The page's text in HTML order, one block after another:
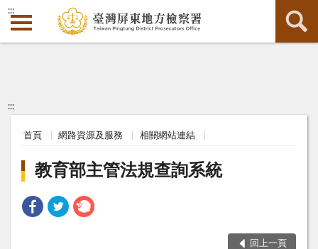
:::
:::
首頁 網路資源及服務 相關網站連結
教育部主管法規查詢系統
回上一頁